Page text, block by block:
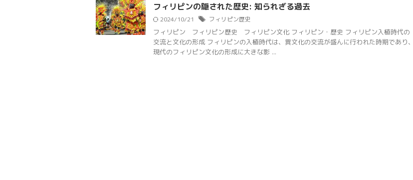
フィリピンの隠された歴史: 知られざる過去
2024/10/21 フィリピン歴史
フィリピン フィリピン歴史 フィリピン文化 フィリピン・歴史 フィリピン入植時代の
交流と文化の形成 フィリピンの入植時代は、異文化の交流が盛んに行われた時期であり、
現代のフィリピン文化の形成に大きな影 ...